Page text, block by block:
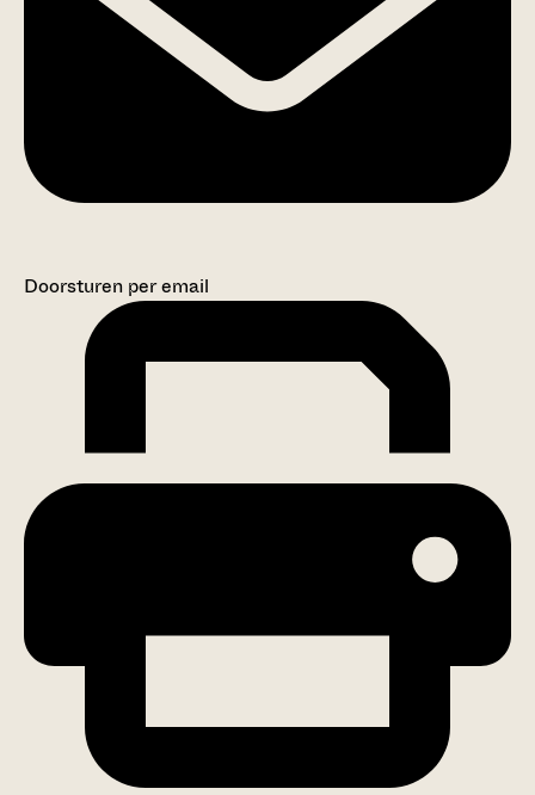
Doorsturen per email